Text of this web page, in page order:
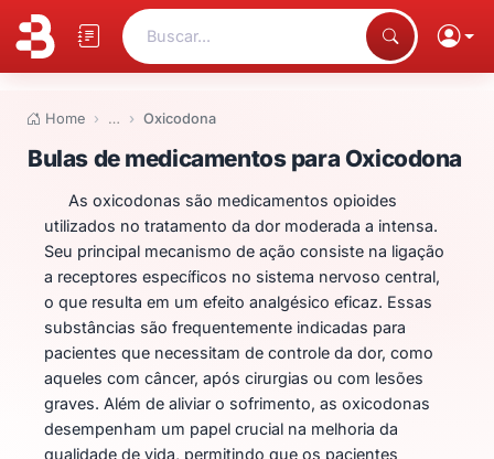
Buscar...
Home … Oxicodona
Bulas de medicamentos para
Bulas de medicamentos para Oxicodona
As oxicodonas são medicamentos opioides
utilizados no tratamento da dor moderada a intensa.
Seu principal mecanismo de ação consiste na ligação
a receptores específicos no sistema nervoso central,
o que resulta em um efeito analgésico eficaz. Essas
substâncias são frequentemente indicadas para
pacientes que necessitam de controle da dor, como
aqueles com câncer, após cirurgias ou com lesões
graves. Além de aliviar o sofrimento, as oxicodonas
desempenham um papel crucial na melhoria da
qualidade de vida, permitindo que os pacientes